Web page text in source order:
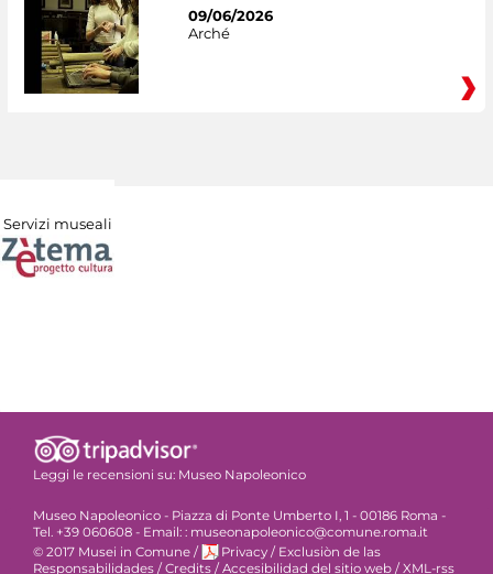
09/06/2026
Arché
Servizi museali
Leggi le recensioni su: Museo Napoleonico
Museo Napoleonico - Piazza di Ponte Umberto I, 1 - 00186 Roma -
Tel. +39 060608 - Email: : museonapoleonico@comune.roma.it
© 2017 Musei in Comune / Privacy / Exclusiòn de las
Responsabilidades / Credits / Accesibilidad del sitio web / XML-rss